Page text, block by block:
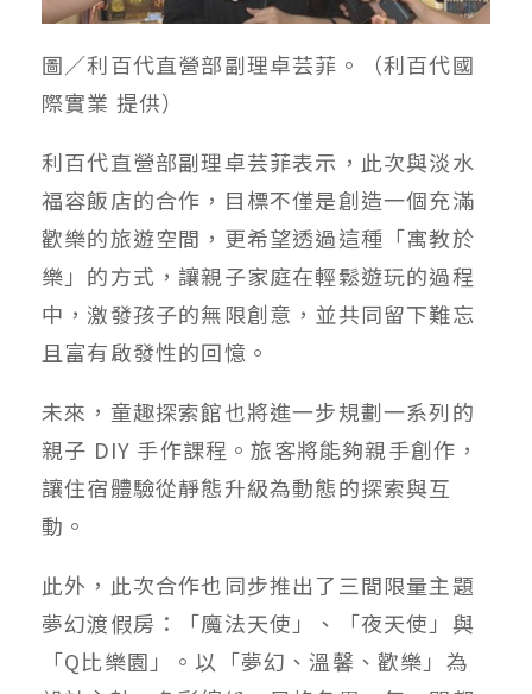
圖／利百代直營部副理卓芸菲。（利百代國
際實業 提供）
利百代直營部副理卓芸菲表示，此次與淡水
福容飯店的合作，目標不僅是創造一個充滿
歡樂的旅遊空間，更希望透過這種「寓教於
樂」的方式，讓親子家庭在輕鬆遊玩的過程
中，激發孩子的無限創意，並共同留下難忘
且富有啟發性的回憶。
未來，童趣探索館也將進一步規劃一系列的
親子 DIY 手作課程。旅客將能夠親手創作，
讓住宿體驗從靜態升級為動態的探索與互
動。
此外，此次合作也同步推出了三間限量主題
夢幻渡假房：「魔法天使」、「夜天使」與
「Q比樂園」。以「夢幻、溫馨、歡樂」為